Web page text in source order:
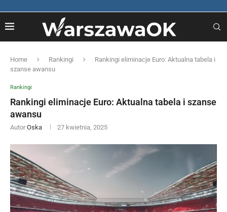
Home Rankingi
Rankingi eliminacje Euro: Aktualna tabela i
szanse awansu
Rankingi
Rankingi eliminacje Euro: Aktualna tabela i szanse
awansu
Autor Oska 27 kwietnia, 2025